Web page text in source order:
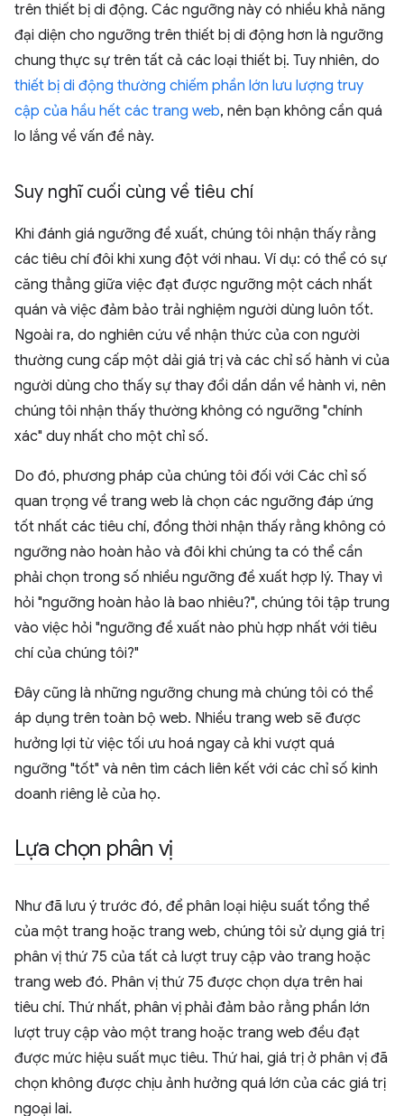
trên thiết bị di động. Các ngưỡng này có nhiều khả năng
đại diện cho ngưỡng trên thiết bị di động hơn là ngưỡng
chung thực sự trên tất cả các loại thiết bị. Tuy nhiên, do
thiết bị di động thường chiếm phần lớn lưu lượng truy
cập của hầu hết các trang web, nên bạn không cần quá
lo lắng về vấn đề này.
Suy nghĩ cuối cùng về tiêu chí
Khi đánh giá ngưỡng đề xuất, chúng tôi nhận thấy rằng
các tiêu chí đôi khi xung đột với nhau. Ví dụ: có thể có sự
căng thẳng giữa việc đạt được ngưỡng một cách nhất
quán và việc đảm bảo trải nghiệm người dùng luôn tốt.
Ngoài ra, do nghiên cứu về nhận thức của con người
thường cung cấp một dải giá trị và các chỉ số hành vi của
người dùng cho thấy sự thay đổi dần dần về hành vi, nên
chúng tôi nhận thấy thường không có ngưỡng "chính
xác" duy nhất cho một chỉ số.
Do đó, phương pháp của chúng tôi đối với Các chỉ số
quan trọng về trang web là chọn các ngưỡng đáp ứng
tốt nhất các tiêu chí, đồng thời nhận thấy rằng không có
ngưỡng nào hoàn hảo và đôi khi chúng ta có thể cần
phải chọn trong số nhiều ngưỡng đề xuất hợp lý. Thay vì
hỏi "ngưỡng hoàn hảo là bao nhiêu?", chúng tôi tập trung
vào việc hỏi "ngưỡng đề xuất nào phù hợp nhất với tiêu
chí của chúng tôi?"
Đây cũng là những ngưỡng chung mà chúng tôi có thể
áp dụng trên toàn bộ web. Nhiều trang web sẽ được
hưởng lợi từ việc tối ưu hoá ngay cả khi vượt quá
ngưỡng "tốt" và nên tìm cách liên kết với các chỉ số kinh
doanh riêng lẻ của họ.
Lựa chọn phân vị
Như đã lưu ý trước đó, để phân loại hiệu suất tổng thể
của một trang hoặc trang web, chúng tôi sử dụng giá trị
phân vị thứ 75 của tất cả lượt truy cập vào trang hoặc
trang web đó. Phân vị thứ 75 được chọn dựa trên hai
tiêu chí. Thứ nhất, phân vị phải đảm bảo rằng phần lớn
lượt truy cập vào một trang hoặc trang web đều đạt
được mức hiệu suất mục tiêu. Thứ hai, giá trị ở phân vị đã
chọn không được chịu ảnh hưởng quá lớn của các giá trị
ngoại lai.